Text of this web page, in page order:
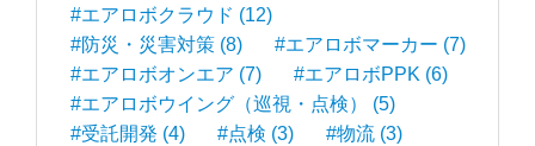
#エアロボクラウド (12)
#防災・災害対策 (8)
#エアロボマーカー (7)
#エアロボオンエア (7)
#エアロボPPK (6)
#エアロボウイング（巡視・点検） (5)
#受託開発 (4)
#点検 (3)
#物流 (3)